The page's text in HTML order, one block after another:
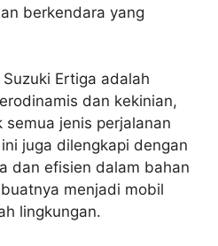
berkendara yang
Ertiga adalah
dan kekinian,
semua jenis perjalanan
juga dilengkapi dengan
dan efisien dalam bahan
menjadi mobil
lingkungan.